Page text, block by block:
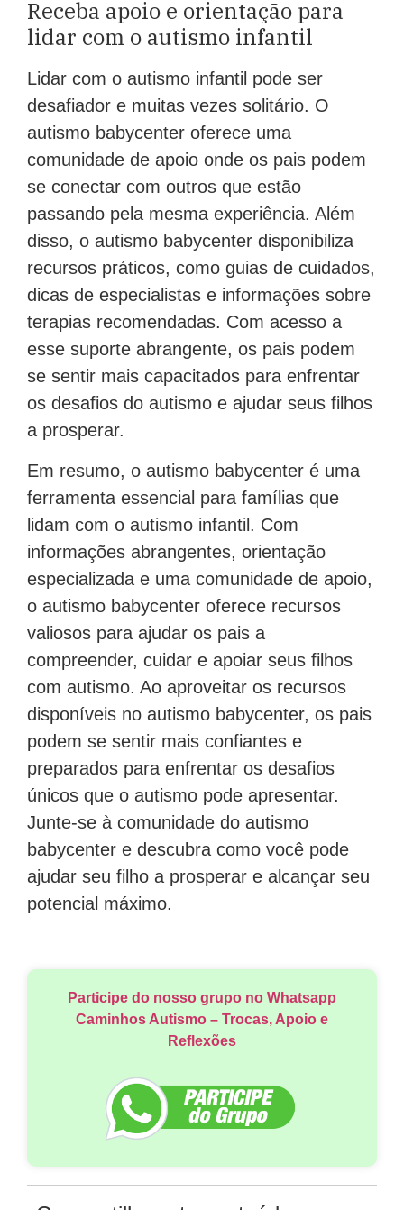
Receba apoio e orientação para
lidar com o autismo infantil
Lidar com o autismo infantil pode ser
desafiador e muitas vezes solitário. O
autismo babycenter oferece uma
comunidade de apoio onde os pais podem
se conectar com outros que estão
passando pela mesma experiência. Além
disso, o autismo babycenter disponibiliza
recursos práticos, como guias de cuidados,
dicas de especialistas e informações sobre
terapias recomendadas. Com acesso a
esse suporte abrangente, os pais podem
se sentir mais capacitados para enfrentar
os desafios do autismo e ajudar seus filhos
a prosperar.
Em resumo, o autismo babycenter é uma
ferramenta essencial para famílias que
lidam com o autismo infantil. Com
informações abrangentes, orientação
especializada e uma comunidade de apoio,
o autismo babycenter oferece recursos
valiosos para ajudar os pais a
compreender, cuidar e apoiar seus filhos
com autismo. Ao aproveitar os recursos
disponíveis no autismo babycenter, os pais
podem se sentir mais confiantes e
preparados para enfrentar os desafios
únicos que o autismo pode apresentar.
Junte-se à comunidade do autismo
babycenter e descubra como você pode
ajudar seu filho a prosperar e alcançar seu
potencial máximo.
Participe do nosso grupo no Whatsapp
Caminhos Autismo – Trocas, Apoio e
Reflexões